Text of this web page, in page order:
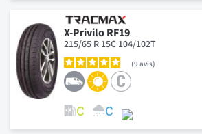
X-Privilo RF19
215/65 R 15C 104/102T
9 avis